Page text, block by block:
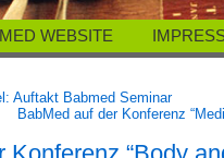
WEBSITE
Auftakt Babmed Seminar
BabMed auf der Konferenz